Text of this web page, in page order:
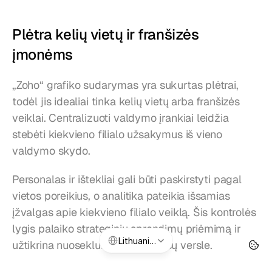
Plėtra kelių vietų ir franšizės
įmonėms
„Zoho“ grafiko sudarymas yra sukurtas plėtrai,
todėl jis idealiai tinka kelių vietų arba franšizės
veiklai. Centralizuoti valdymo įrankiai leidžia
stebėti kiekvieno filialo užsakymus iš vieno
valdymo skydo.
Personalas ir ištekliai gali būti paskirstyti pagal
vietos poreikius, o analitika pateikia išsamias
įžvalgas apie kiekvieno filialo veiklą. Šis kontrolės
lygis palaiko strateginių sprendimų priėmimą ir
užtikrina nuoseklumą visame jūsų versle.
Select Language
Lithuanian